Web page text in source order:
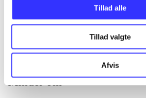
Tillad alle
Tillad valgte
Afvis
Minder om